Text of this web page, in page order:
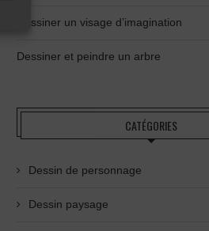
Dessiner un visage d’imagination
Dessiner et peindre un arbre
CATÉGORIES
Dessin de personnage
Dessin paysage